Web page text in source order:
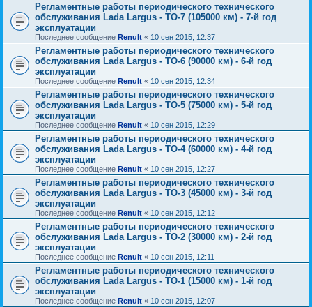
Регламентные работы периодического технического
обслуживания Lada Largus - ТО-7 (105000 км) - 7-й год
эксплуатации
Последнее сообщение Renult « 10 сен 2015, 12:37
Регламентные работы периодического технического
обслуживания Lada Largus - ТО-6 (90000 км) - 6-й год
эксплуатации
Последнее сообщение Renult « 10 сен 2015, 12:34
Регламентные работы периодического технического
обслуживания Lada Largus - ТО-5 (75000 км) - 5-й год
эксплуатации
Последнее сообщение Renult « 10 сен 2015, 12:29
Регламентные работы периодического технического
обслуживания Lada Largus - ТО-4 (60000 км) - 4-й год
эксплуатации
Последнее сообщение Renult « 10 сен 2015, 12:27
Регламентные работы периодического технического
обслуживания Lada Largus - ТО-3 (45000 км) - 3-й год
эксплуатации
Последнее сообщение Renult « 10 сен 2015, 12:12
Регламентные работы периодического технического
обслуживания Lada Largus - ТО-2 (30000 км) - 2-й год
эксплуатации
Последнее сообщение Renult « 10 сен 2015, 12:11
Регламентные работы периодического технического
обслуживания Lada Largus - ТО-1 (15000 км) - 1-й год
эксплуатации
Последнее сообщение Renult « 10 сен 2015, 12:07